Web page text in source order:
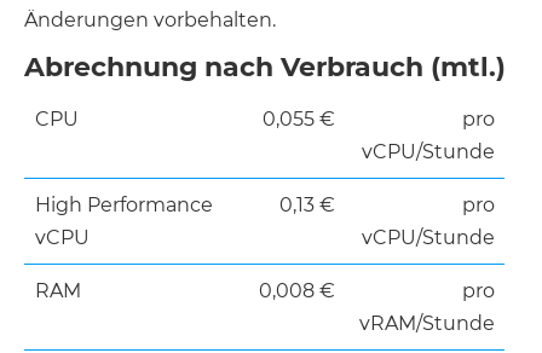
Änderungen vorbehalten.
Abrechnung nach Verbrauch (mtl.)
CPU 0,055 €
pro
vCPU/Stunde
High Performance
vCPU
0,13 €
pro
vCPU/Stunde
RAM 0,008 €
pro
vRAM/Stunde